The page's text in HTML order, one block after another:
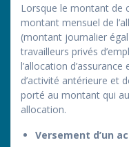
Lorsque le montant de
montant mensuel de
(montant journalier
travailleurs privés
l’allocation
d’activité antérieure et
porté au montant qui
allocation.
Versement d’un